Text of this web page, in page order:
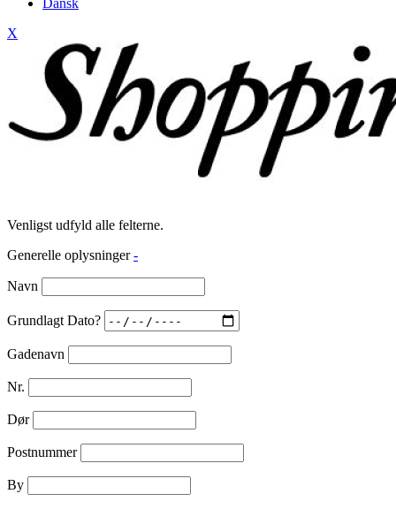
Dansk
X
Venligst udfyld alle felterne.
Generelle oplysninger -
Navn
Grundlagt Dato?
Gadenavn
Nr.
Dør
Postnummer
By